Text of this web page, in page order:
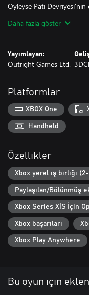
Öyleyse Pati Devriyesi'nin
Koyu, Jake'in Dağı,
bölümlerinden ilham
ifadeler, köpek kimlikleri,
Daha fazla göster
Yayımlayan:
Outright Games Ltd.
Platformlar
XBOX One
Handheld
Özellikler
Xbox yerel iş birliği (2-
Paylaşılan/Bölünmüş
Xbox Series X|S İçin
Xbox başarıları
Xbox Play Anywhere
Bu oyun için